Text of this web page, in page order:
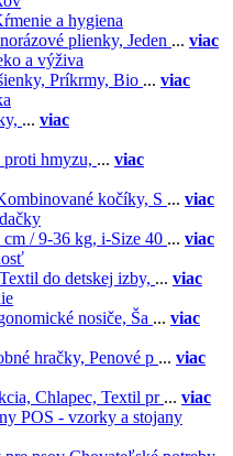
a hygiena
plienky, Jeden ... viac
a výživa
Príkrmy, Bio ... viac
... viac
hmyzu, ... viac
kočíky, S ... viac
/ 9-36 kg, i-Size 40 ... viac
Textil do detskej izby, ... viac
nosiče, Ša ... viac
hračky, Penové p ... viac
Chlapec, Textil pr ... viac
POS - vzorky a stojany